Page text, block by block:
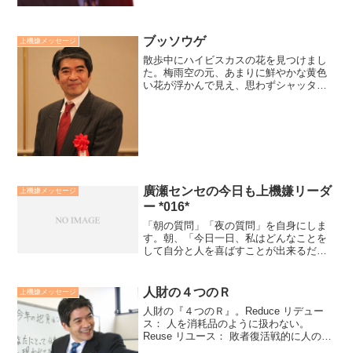
上機嫌メッセージ ブッソウゲ
散歩中にハイビスカスの花を見つけまし
た。梅雨空の元、あまりに鮮やかな黄色
い花が浮かんで見え、思わずシャッター
上機嫌メッセージ
廣瀬センセの今日も上機嫌リーダ
ー *016*
「朝の質問」「夜の質問」を自身にしま
す。朝、「今日一日、私はどんなことを
して自分と人を喜ばすことが出来るだろ
か？」夜、「今日一日、どんな喜びがあ
っただろう？」「今日一日...
上機嫌メッセージ 人財の４つのＲ
人財の『４つのＲ』。Reduce リデュー
ス： 人を消耗品のように扱わない。
Reuse リユース： 敗者復活戦的に人のや